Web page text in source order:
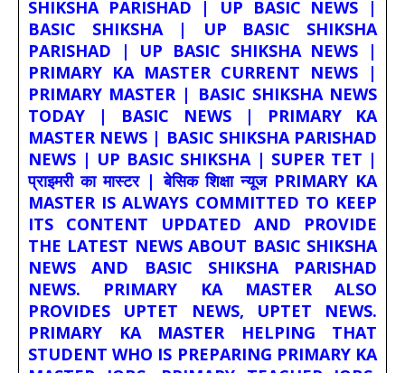
SHIKSHA PARISHAD | UP BASIC NEWS |
BASIC SHIKSHA | UP BASIC SHIKSHA
PARISHAD | UP BASIC SHIKSHA NEWS |
PRIMARY KA MASTER CURRENT NEWS |
PRIMARY MASTER | BASIC SHIKSHA NEWS
TODAY | BASIC NEWS | PRIMARY KA
MASTER NEWS | BASIC SHIKSHA PARISHAD
NEWS | UP BASIC SHIKSHA | SUPER TET |
प्राइमरी का मास्टर | बेसिक शिक्षा न्यूज PRIMARY KA
MASTER IS ALWAYS COMMITTED TO KEEP
ITS CONTENT UPDATED AND PROVIDE
THE LATEST NEWS ABOUT BASIC SHIKSHA
NEWS AND BASIC SHIKSHA PARISHAD
NEWS. PRIMARY KA MASTER ALSO
PROVIDES UPTET NEWS, UPTET NEWS.
PRIMARY KA MASTER HELPING THAT
STUDENT WHO IS PREPARING PRIMARY KA